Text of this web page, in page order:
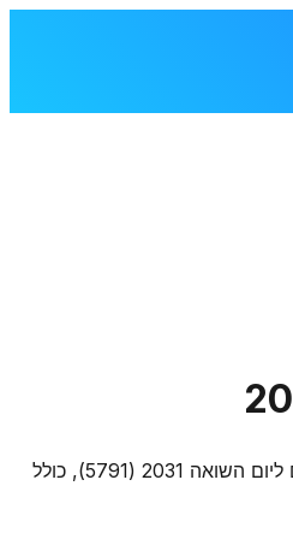
מצאו את התאריכים המדויקים ליום השואה 2031 (5791), כולל